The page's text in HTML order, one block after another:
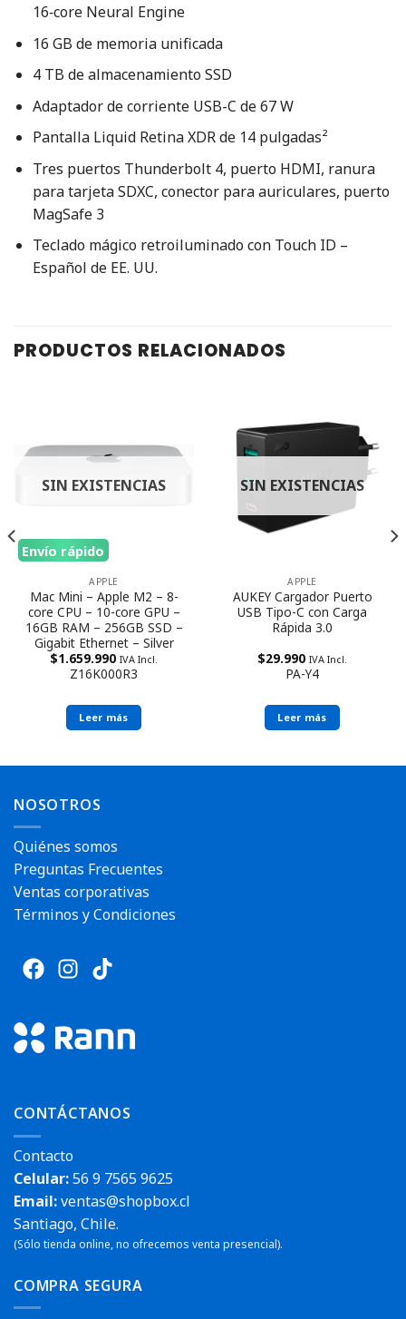
16‑core Neural Engine
16 GB de memoria unificada
4 TB de almacenamiento SSD
Adaptador de corriente USB-C de 67 W
Pantalla Liquid Retina XDR de 14 pulgadas²
Tres puertos Thunderbolt 4, puerto HDMI, ranura
para tarjeta SDXC, conector para auriculares, puerto
MagSafe 3
Teclado mágico retroiluminado con Touch ID –
Español de EE. UU.
PRODUCTOS RELACIONADOS
Envío rápido
SIN EXISTENCIAS
APPLE
Mac Mini – Apple M2 – 8-
core CPU – 10-core GPU –
16GB RAM – 256GB SSD –
Gigabit Ethernet – Silver
$1.659.990 IVA Incl.
Z16K000R3
Leer más
SIN EXISTENCIAS
APPLE
AUKEY Cargador Puerto
USB Tipo-C con Carga
Rápida 3.0
$29.990 IVA Incl.
PA-Y4
Leer más
NOSOTROS
Quiénes somos
Preguntas Frecuentes
Ventas corporativas
Términos y Condiciones
CONTÁCTANOS
Contacto
Celular:56 9 7565 9625
Email:ventas@shopbox.cl
Santiago, Chile.
(Sólo tienda online, no ofrecemos venta presencial).
COMPRA SEGURA